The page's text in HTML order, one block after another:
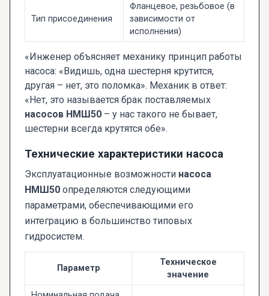
Тип присоединения
Фланцевое, резьбовое (в
зависимости от
исполнения)
«Инженер объясняет механику принцип работы
насоса: «Видишь, одна шестерня крутится,
другая – нет, это поломка». Механик в ответ:
«Нет, это называется брак поставляемых
насосов НМШ50 – у нас такого не бывает,
шестерни всегда крутятся обе».
Технические характеристики насоса
Эксплуатационные возможности насоса
НМШ50 определяются следующими
параметрами, обеспечивающими его
интеграцию в большинство типовых
гидросистем.
Параметр
Техническое
значение